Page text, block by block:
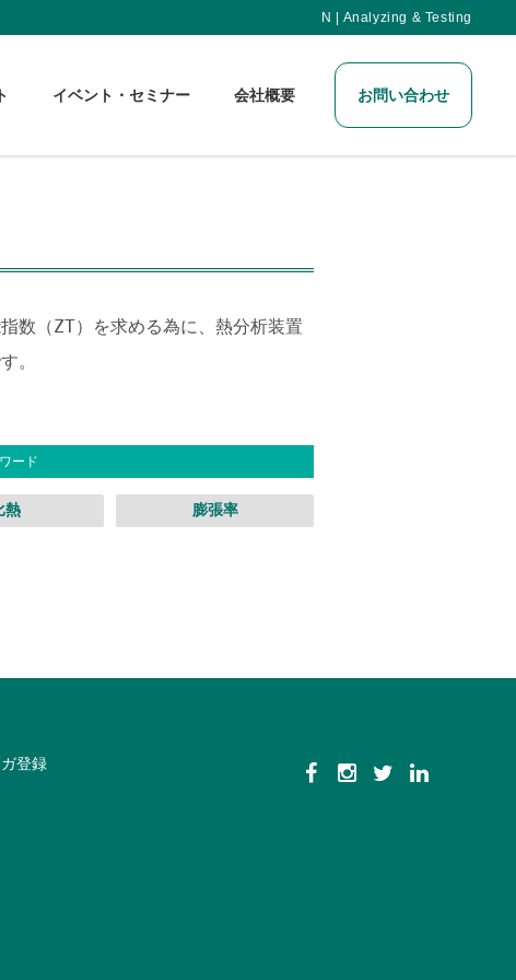
N | Analyzing & Testing
イベント・セミナー 会社概要 お問い合わせ
数（ZT）を求める為に、熱分析装置
。
ード
熱 膨張率
登録